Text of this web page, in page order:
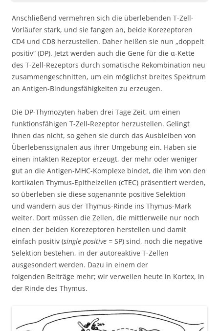
Anschließend vermehren sich die überlebenden T-Zell-
Vorläufer stark, und sie fangen an, beide Korezeptoren
CD4 und CD8 herzustellen. Daher heißen sie nun „doppelt
positiv“ (DP). Jetzt werden auch die Gene für die α-Kette
des T-Zell-Rezeptors durch somatische Rekombination neu
zusammengeschnitten, um ein möglichst breites Spektrum
an Antigen-Bindungsfähigkeiten zu erzeugen.
Die DP-Thymozyten haben drei Tage Zeit, um einen
funktionsfähigen T-Zell-Rezeptor herzustellen. Gelingt
ihnen das nicht, so gehen sie durch das Ausbleiben von
Überlebenssignalen aus ihrer Umgebung ein. Haben sie
einen intakten Rezeptor erzeugt, der mehr oder weniger
gut an die Antigen-MHC-Komplexe bindet, die ihm von den
kortikalen Thymus-Epithelzellen (cTEC) präsentiert werden,
so überleben sie diese sogenannte positive Selektion
und wandern aus der Thymus-Rinde ins Thymus-Mark
weiter. Dort müssen die Zellen, die mittlerweile nur noch
einen der beiden Korezeptoren herstellen und damit
einfach positiv (single positive = SP) sind, noch die negative
Selektion bestehen, in der autoreaktive T-Zellen
ausgesondert werden. Dazu in einem der
folgenden Beiträge mehr; wir verweilen heute in Kortex, in
der Rinde des Thymus.